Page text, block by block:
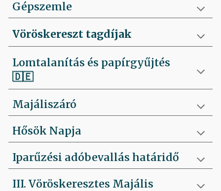
Gépszemle
Vöröskereszt tagdíjak
Lomtalanítás és papírgyűjtés
🇩🇪
Majáliszáró
Hősök Napja
Iparűzési adóbevallás határidő
III. Vöröskeresztes Majális